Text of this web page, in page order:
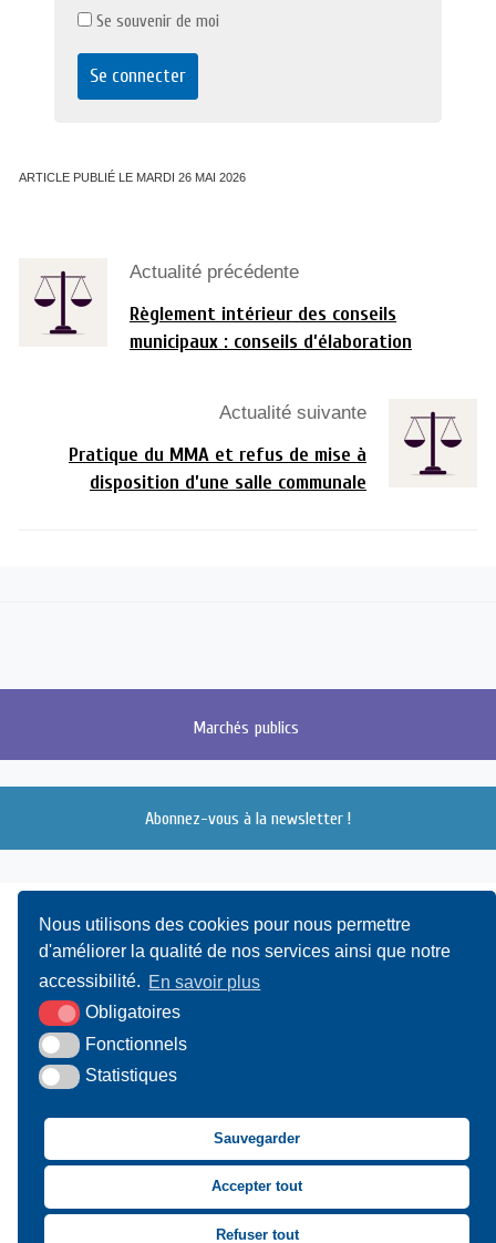
Nous utilisons des cookies pour nous permettre
d'améliorer la qualité de nos services ainsi que notre
accessibilité. En savoir plus
Obligatoires
Fonctionnels
Statistiques
Sauvegarder
Accepter tout
Refuser tout
Se souvenir de moi
ARTICLE PUBLIÉ LE MARDI 26 MAI 2026
Actualité précédente
Règlement intérieur des conseils
municipaux : conseils d’élaboration
Actualité suivante
Pratique du MMA et refus de mise à
disposition d’une salle communale
Marchés publics
Abonnez-vous à la newsletter !
UAMC- 4, Bis Avenue du Canada - 14000 CAEN
02 31 15 55 10
Suivez-nous sur Facebook
Suivez-nous sur X
Suivez-nous sur LinkedIn
Suivez-nous sur